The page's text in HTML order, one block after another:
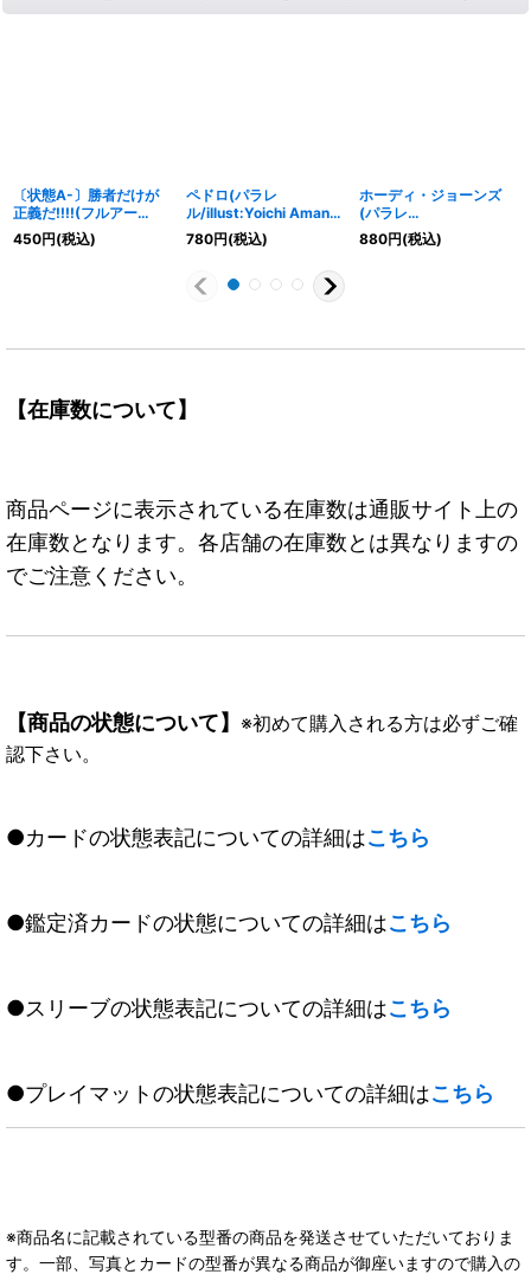
〔状態A-〕勝者だけが
正義だ!!!!(フルアー
ト/foil/illust:tatsuya)
【R】{OP05-037}
450円(税込)
ペドロ(パラレ
ル/illust:Yoichi Amano)
【R/P】{OP08-030}
780円(税込)
ホーディ・ジョーンズ
(パラレ
ル/illust:Hayaken-
sarena)【SR/P】
880円(税込)
【在庫数について】
商品ページに表示されている在庫数は通販サイト上の
在庫数となります。各店舗の在庫数とは異なりますの
でご注意ください。
【商品の状態について】 ※初めて購入される方は必ずご確
認下さい。
●カードの状態表記についての詳細はこちら
●鑑定済カードの状態についての詳細はこちら
●スリーブの状態表記についての詳細はこちら
●プレイマットの状態表記についての詳細はこちら
※商品名に記載されている型番の商品を発送させていただいておりま
す。一部、写真とカードの型番が異なる商品が御座いますので購入の